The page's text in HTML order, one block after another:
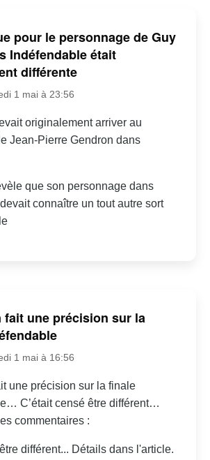
pour le personnage de Guy
Indéfendable était
différente
1 mai à 23:56
originalement arriver au
Jean-Pierre Gendron dans
que son personnage dans
connaître un tout autre sort
fait une précision sur la
1 mai à 16:56
une précision sur la finale
C’était censé être différent…
commentaires :
différent... Détails dans l'article.